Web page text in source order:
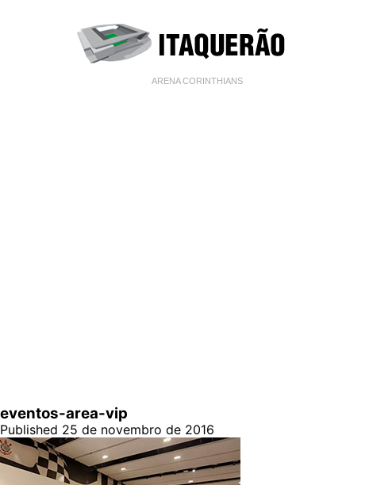
ARENA CORINTHIANS
eventos-area-vip
Published 25 de novembro de 2016